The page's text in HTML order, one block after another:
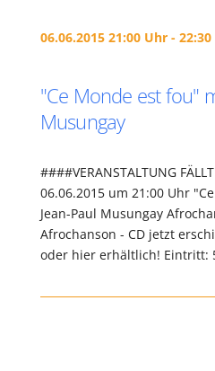
06.06.2015 21:00 Uhr -
"Ce Monde est fou"
Musungay
####VERANSTALTUNG
06.06.2015 um 21:00 Uhr
Jean-Paul Musungay
Afrochanson - CD jetzt
oder hier erhältlich! Eintritt: